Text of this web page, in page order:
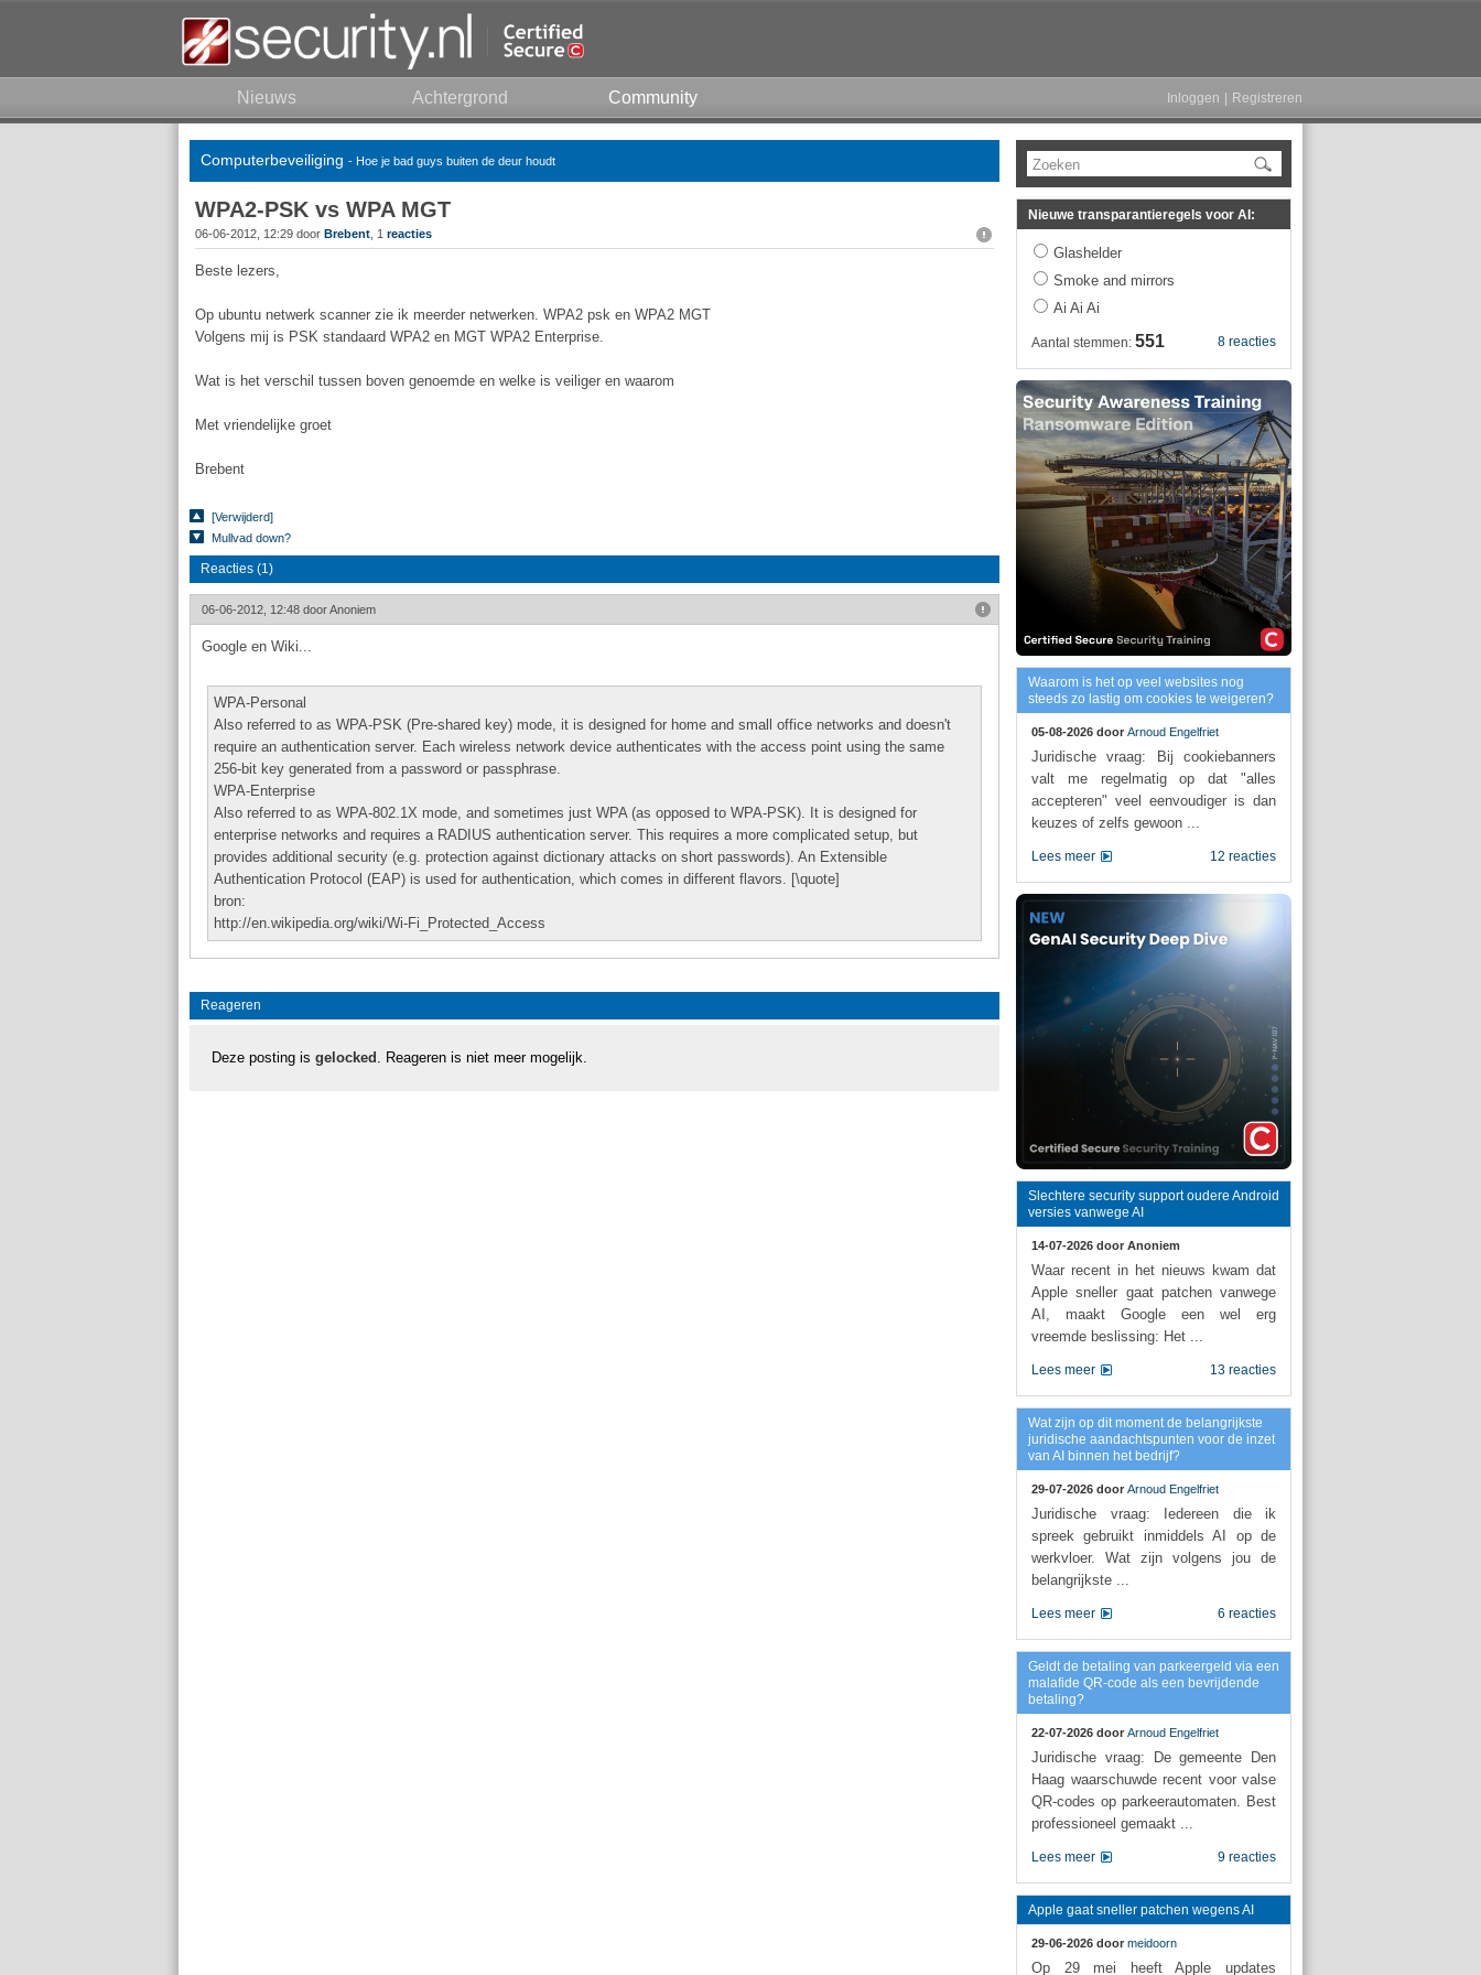
Nieuws Achtergrond Community Inloggen Registreren
Computerbeveiliging - Hoe je bad guys buiten de deur houdt
WPA2-PSK vs WPA MGT
06-06-2012, 12:29 door Brebent , 1 reacties
Beste lezers,
Op ubuntu netwerk scanner zie ik meerder netwerken. WPA2 psk en WPA2 MGT
Volgens mij is PSK standaard WPA2 en MGT WPA2 Enterprise.
Wat is het verschil tussen boven genoemde en welke is veiliger en waarom
Met vriendelijke groet
Brebent
[Verwijderd]
Mullvad down?
Reacties (1)
06-06-2012, 12:48 doorAnoniem
Google en Wiki...
WPA-Personal
Also referred to as WPA-PSK (Pre-shared key) mode, it is designed for home and small office networks and doesn't
require an authentication server. Each wireless network device authenticates with the access point using the same
256-bit key generated from a password or passphrase.
WPA-Enterprise
Also referred to as WPA-802.1X mode, and sometimes just WPA (as opposed to WPA-PSK). It is designed for
enterprise networks and requires a RADIUS authentication server. This requires a more complicated setup, but
provides additional security (e.g. protection against dictionary attacks on short passwords). An Extensible
Authentication Protocol (EAP) is used for authentication, which comes in different flavors. [\quote]
bron:
http://en.wikipedia.org/wiki/Wi-Fi_Protected_Access
Reageren
Deze posting is gelocked . Reageren is niet meer mogelijk.
Zoeken
Nieuwe transparantieregels voor AI:
Glashelder
Smoke and mirrors
Ai Ai Ai
8 reacties
Aantal stemmen: 551
Waarom is het op veel websites nog
steeds zo lastig om cookies te weigeren?
05-08-2026 door Arnoud Engelfriet
Juridische vraag: Bij cookiebanners
valt me regelmatig op dat "alles
accepteren" veel eenvoudiger is dan
keuzes of zelfs gewoon ...
12 reacties
Lees meer
Slechtere security support oudere Android
versies vanwege AI
14-07-2026 door Anoniem
Waar recent in het nieuws kwam dat
Apple sneller gaat patchen vanwege
AI, maakt Google een wel erg
vreemde beslissing: Het ...
13 reacties
Lees meer
Wat zijn op dit moment de belangrijkste
juridische aandachtspunten voor de inzet
van AI binnen het bedrijf?
29-07-2026 door Arnoud Engelfriet
Juridische vraag: Iedereen die ik
spreek gebruikt inmiddels AI op de
werkvloer. Wat zijn volgens jou de
belangrijkste ...
6 reacties
Lees meer
Geldt de betaling van parkeergeld via een
malafide QR-code als een bevrijdende
betaling?
22-07-2026 door Arnoud Engelfriet
Juridische vraag: De gemeente Den
Haag waarschuwde recent voor valse
QR-codes op parkeerautomaten. Best
professioneel gemaakt ...
9 reacties
Lees meer
Apple gaat sneller patchen wegens AI
29-06-2026 door meidoorn
Op 29 mei heeft Apple updates